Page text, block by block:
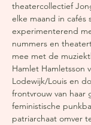
theatercollectief
elke maand in cafés
experimenterend
nummers en
mee met de
Hamlet Hamletsson
Lodewijk/Louis en
frontvrouw van haar
feministische
patriarchaat omver